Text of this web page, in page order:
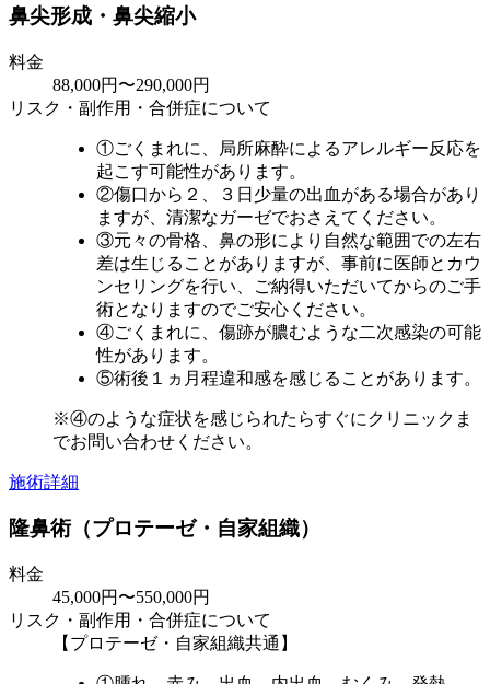
鼻尖形成・鼻尖縮小
料金
88,000円〜290,000円
リスク・副作用・合併症について
①ごくまれに、局所麻酔によるアレルギー反応を
起こす可能性があります。
②傷口から２、３日少量の出血がある場合があり
ますが、清潔なガーゼでおさえてください。
③元々の骨格、鼻の形により自然な範囲での左右
差は生じることがありますが、事前に医師とカウ
ンセリングを行い、ご納得いただいてからのご手
術となりますのでご安心ください。
④ごくまれに、傷跡が膿むような二次感染の可能
性があります。
⑤術後１ヵ月程違和感を感じることがあります。
※④のような症状を感じられたらすぐにクリニックま
でお問い合わせください。
施術詳細
隆鼻術（プロテーゼ・自家組織）
料金
45,000円〜550,000円
リスク・副作用・合併症について
【プロテーゼ・自家組織共通】